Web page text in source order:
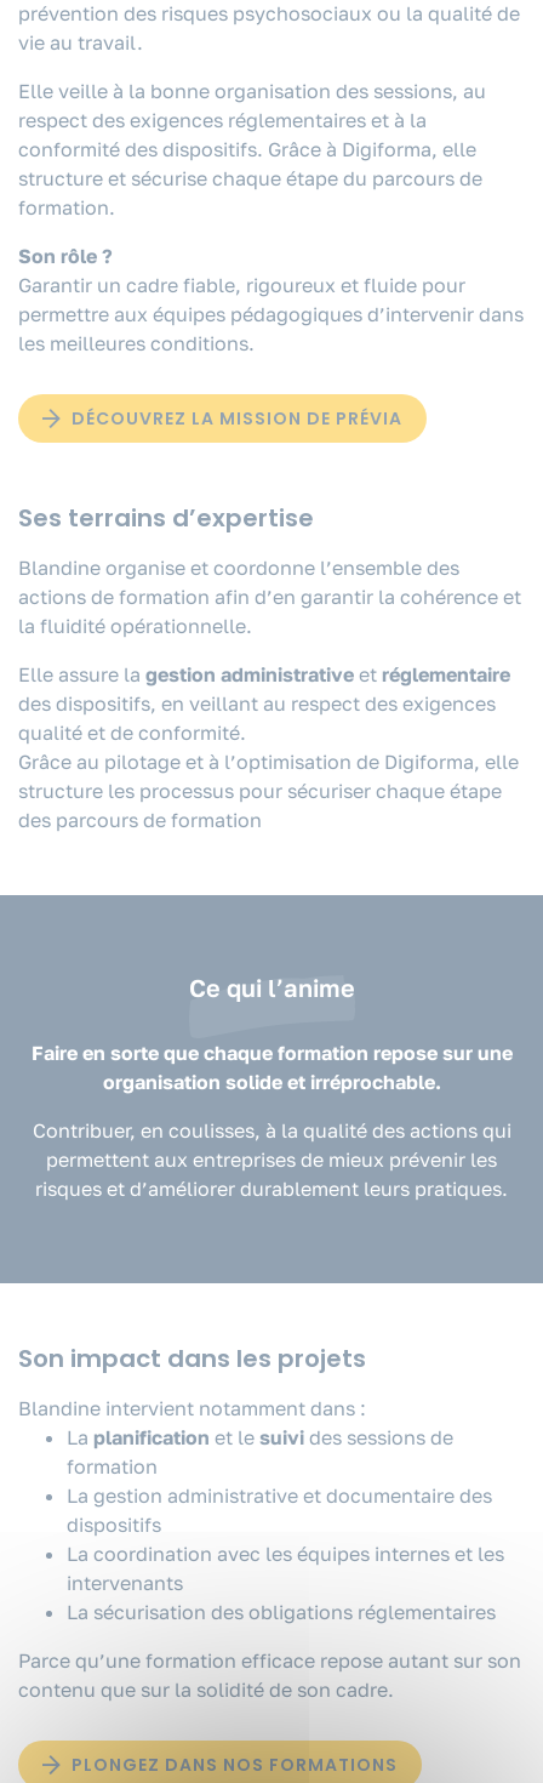
prévention des risques psychosociaux ou la qualité de
vie au travail.
Elle veille à la bonne organisation des sessions, au
respect des exigences réglementaires et à la
conformité des dispositifs. Grâce à Digiforma, elle
structure et sécurise chaque étape du parcours de
formation.
Son rôle ?
Garantir un cadre fiable, rigoureux et fluide pour
permettre aux équipes pédagogiques d’intervenir dans
les meilleures conditions.
DÉCOUVREZ LA MISSION DE PRÉVIA
Ses terrains d’expertise
Blandine organise et coordonne l’ensemble des
actions de formation afin d’en garantir la cohérence et
la fluidité opérationnelle.
Elle assure la gestion administrative et réglementaire
des dispositifs, en veillant au respect des exigences
qualité et de conformité.
Grâce au pilotage et à l’optimisation de Digiforma, elle
structure les processus pour sécuriser chaque étape
des parcours de formation
Ce qui l’anime
Faire en sorte que chaque formation repose sur une
organisation solide et irréprochable.
Contribuer, en coulisses, à la qualité des actions qui
permettent aux entreprises de mieux prévenir les
risques et d’améliorer durablement leurs pratiques.
Son impact dans les projets
Blandine intervient notamment dans :
La planification et le suivi des sessions de
formation
La gestion administrative et documentaire des
dispositifs
La coordination avec les équipes internes et les
intervenants
La sécurisation des obligations réglementaires
Parce qu’une formation efficace repose autant sur son
contenu que sur la solidité de son cadre.
PLONGEZ DANS NOS FORMATIONS